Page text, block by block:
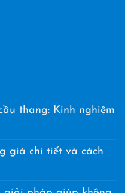
thang: Kinh nghiệm
giá chi tiết và cách